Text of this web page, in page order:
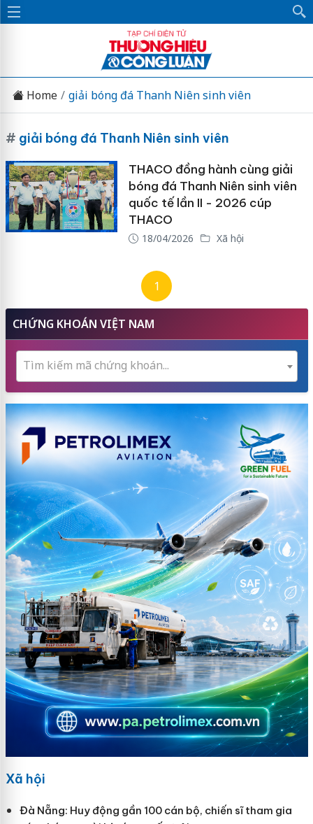
Home giải bóng đá Thanh Niên sinh viên
# giải bóng đá Thanh Niên sinh viên
THACO đồng hành cùng giải
bóng đá Thanh Niên sinh viên
quốc tế lần II - 2026 cúp
THACO
18/04/2026 Xã hội
1
CHỨNG KHOÁN VIỆT NAM
Tìm kiếm mã chứng khoán...
Xã hội
Đà Nẵng: Huy động gần 100 cán bộ, chiến sĩ tham gia